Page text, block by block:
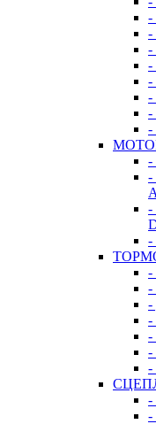
-
-
-
-
-
-
-
-
-
-
-
-
-
-
-
-
-
-
-
-
-